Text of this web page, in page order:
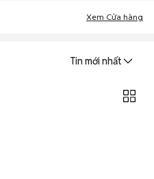
Xem Cửa hàng
Tin mới nhất